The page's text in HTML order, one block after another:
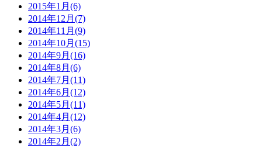
2015年1月(6)
2014年12月(7)
2014年11月(9)
2014年10月(15)
2014年9月(16)
2014年8月(6)
2014年7月(11)
2014年6月(12)
2014年5月(11)
2014年4月(12)
2014年3月(6)
2014年2月(2)